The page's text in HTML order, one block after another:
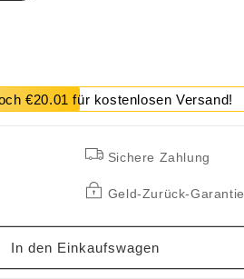
€20.01 für kostenlosen Versand!
Sichere Zahlung
Geld-Zurück-Garantie
In den Einkaufswagen